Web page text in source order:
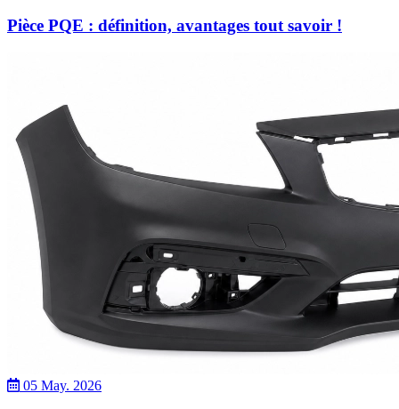
Pièce PQE : définition, avantages tout savoir !
05 May. 2026